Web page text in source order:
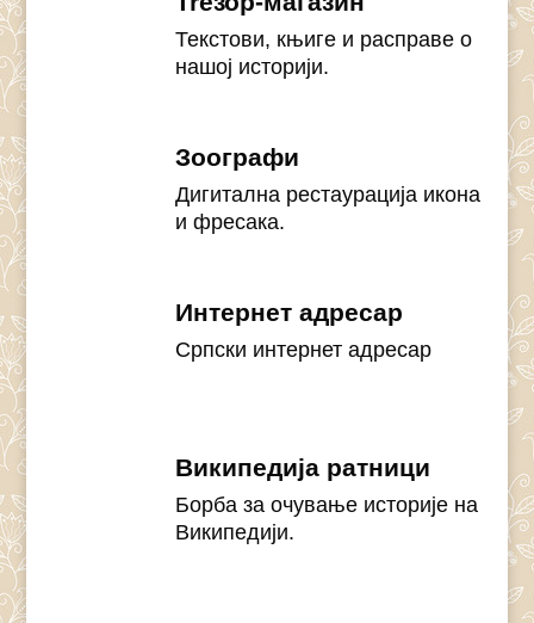
Текстови, књиге и расправе о
нашој историји.
Зоографи
Дигитална рестаурација икона
и фресака.
Интернет адресар
Српски интернет адресар
Википедија ратници
Борба за очување историје на
Википедији.